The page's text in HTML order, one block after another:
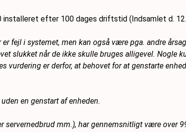
efter 100 dages driftstid (Indsamlet d.
fejl i systemet, men kan også være pga. andre
slukket når de ikke skulle bruges alligevel. Nogle
vurdering er derfor, at behovet for at genstarte
en genstart af enheden.
mm.), har gennemsnitligt være over